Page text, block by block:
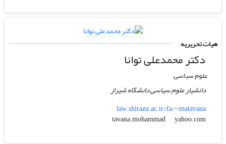
هیات تحریریه
دکتر محمدعلی توانا
علوم سیاسی
دانشیار علوم سیاسی دانشگاه شیراز
law.shirazu.ac.ir/fa/~matavana
tavana.mohammad
yahoo.com